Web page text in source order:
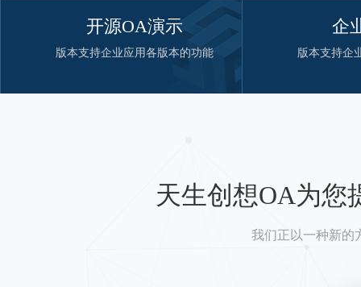
开源OA演示
版本支持企业应用各版本的功能
企
版本支持企
天生创想OA为您
我们正以一种新的